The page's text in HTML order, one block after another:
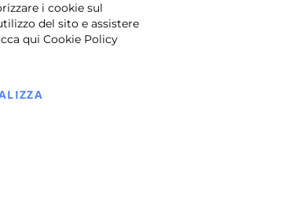
Casoria (NA) - P.I. 07016001211, C.C.I.A.A. Napoli, REA 856312.